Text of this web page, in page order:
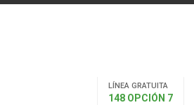
LÍNEA GRATUITA
148 OPCIÓN 7